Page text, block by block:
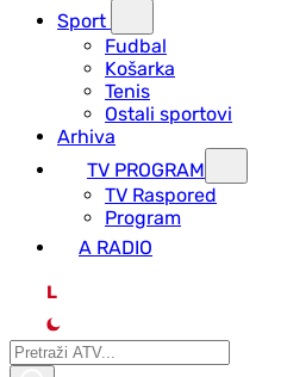
Sport
Fudbal
Košarka
Tenis
Ostali sportovi
Arhiva
TV PROGRAM
ТV Raspored
Program
A RADIO
L